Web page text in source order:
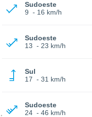
Sudoeste
9 - 16 km/h
Sudoeste
13 - 23 km/h
Sul
17 - 31 km/h
Sudoeste
24 - 46 km/h